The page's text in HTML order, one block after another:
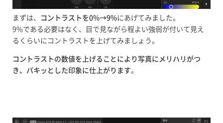
まずは、 コントラストを0%→9%にあげてみました。
9%である必要はなく、目で見ながら程よい強弱が付いて見え
るくらいにコントラストを上げてみましょう。
コントラストの数値を上げることにより写真にメリハリがつ
き、パキッとした印象に仕上がります。